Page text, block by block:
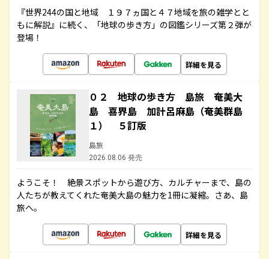
『世界244の国と地域 １９７ヵ国と４７地域を旅の雑学とと
もに解説』に続く、「地球の歩き方」の図鑑シリーズ第２弾が
登場！
詳細を見る
０２ 地球の歩き方 島旅 奄美大
島 喜界島 加計呂麻島（奄美群島
１） ５訂版
島旅
2026.08.06 発売
ようこそ！ 絶景スポットから遊び方、カルチャーまで、島の
人たちが教えてくれた奄美大島の魅力を1冊に凝縮。さあ、島
旅へ。
詳細を見る